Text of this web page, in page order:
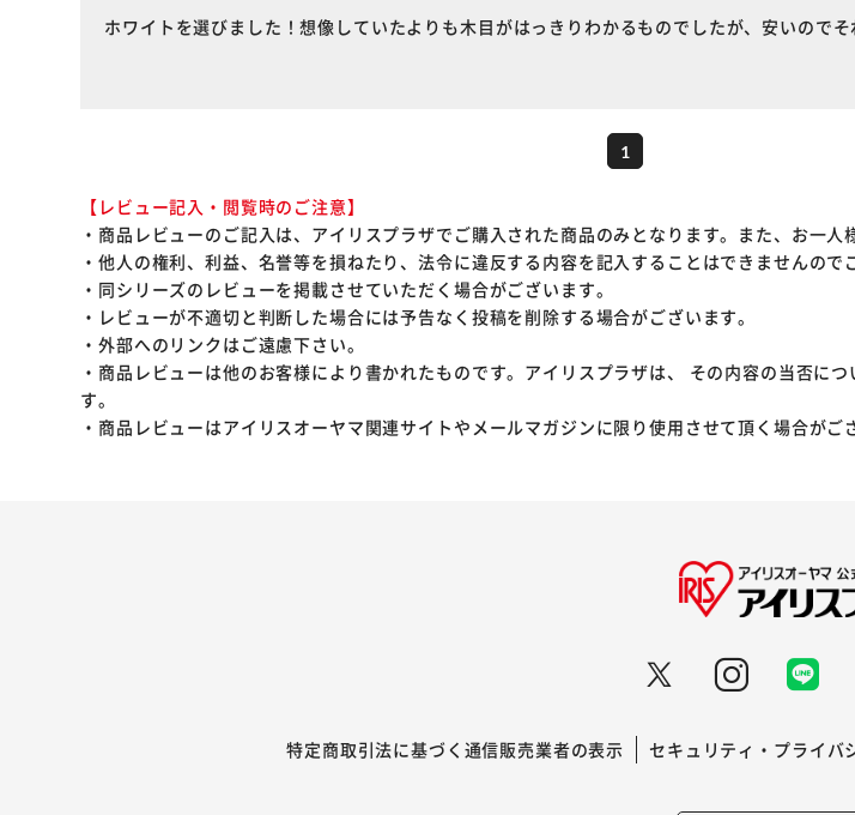
ホワイトを選びました！想像していたよりも木目がはっきりわかるものでしたが、安いのでそ
1
【レビュー記入・閲覧時のご注意】
・商品レビューのご記入は、アイリスプラザでご購入された商品のみとなります。また、お一人
・他人の権利、利益、名誉等を損ねたり、法令に違反する内容を記入することはできませんので
・同シリーズのレビューを掲載させていただく場合がございます。
・レビューが不適切と判断した場合には予告なく投稿を削除する場合がございます。
・外部へのリンクはご遠慮下さい。
・商品レビューは他のお客様により書かれたものです。アイリスプラザは、 その内容の当否に
す。
・商品レビューはアイリスオーヤマ関連サイトやメールマガジンに限り使用させて頂く場合がご
特定商取引法に基づく通信販売業者の表示 セキュリティ・プライバ
カートに入れる